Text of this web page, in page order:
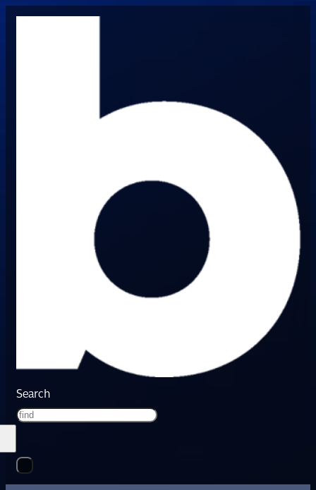
Search